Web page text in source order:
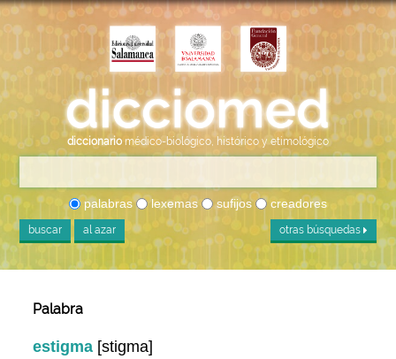
diccionario médico-biológico, histórico y etimológico
palabras lexemas sufijos creadores
buscar al azar otras búsquedas
Palabra
estigma [stigma]